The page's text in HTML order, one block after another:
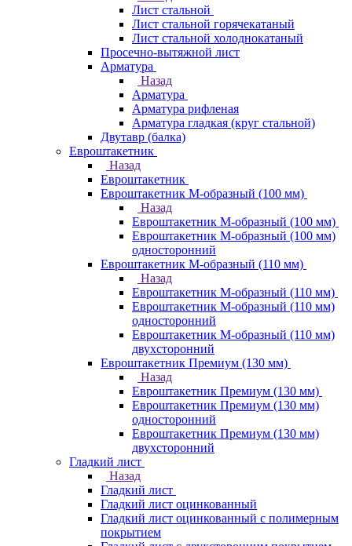
Лист стальной
Лист стальной горячекатаный
Лист стальной холоднокатаный
Просечно-вытяжной лист
Арматура
Назад
Арматура
Арматура рифленая
Арматура гладкая (круг стальной)
Двутавр (балка)
Евроштакетник
Назад
Евроштакетник
Евроштакетник М-образный (100 мм)
Назад
Евроштакетник М-образный (100 мм)
Евроштакетник М-образный (100 мм)
односторонний
Евроштакетник М-образный (110 мм)
Назад
Евроштакетник М-образный (110 мм)
Евроштакетник М-образный (110 мм)
односторонний
Евроштакетник М-образный (110 мм)
двухсторонний
Евроштакетник Премиум (130 мм)
Назад
Евроштакетник Премиум (130 мм)
Евроштакетник Премиум (130 мм)
односторонний
Евроштакетник Премиум (130 мм)
двухсторонний
Гладкий лист
Назад
Гладкий лист
Гладкий лист оцинкованный
Гладкий лист оцинкованный с полимерным
покрытием